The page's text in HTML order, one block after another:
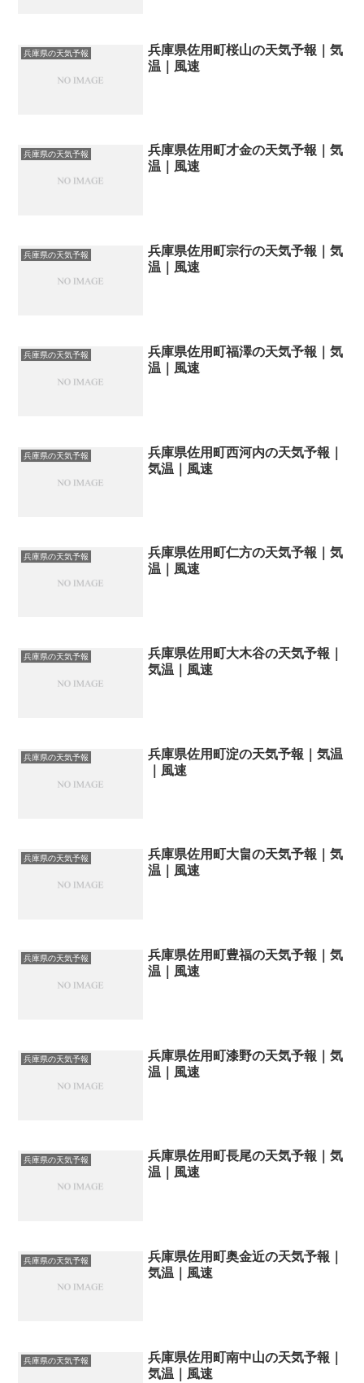
兵庫県の天気予報
兵庫県佐用町桜山の天気予報｜気
温｜風速
兵庫県の天気予報
兵庫県佐用町才金の天気予報｜気
温｜風速
兵庫県の天気予報
兵庫県佐用町宗行の天気予報｜気
温｜風速
兵庫県の天気予報
兵庫県佐用町福澤の天気予報｜気
温｜風速
兵庫県の天気予報
兵庫県佐用町西河内の天気予報｜
気温｜風速
兵庫県の天気予報
兵庫県佐用町仁方の天気予報｜気
温｜風速
兵庫県の天気予報
兵庫県佐用町大木谷の天気予報｜
気温｜風速
兵庫県の天気予報
兵庫県佐用町淀の天気予報｜気温
｜風速
兵庫県の天気予報
兵庫県佐用町大畠の天気予報｜気
温｜風速
兵庫県の天気予報
兵庫県佐用町豊福の天気予報｜気
温｜風速
兵庫県の天気予報
兵庫県佐用町漆野の天気予報｜気
温｜風速
兵庫県の天気予報
兵庫県佐用町長尾の天気予報｜気
温｜風速
兵庫県の天気予報
兵庫県佐用町奥金近の天気予報｜
気温｜風速
兵庫県の天気予報
兵庫県佐用町南中山の天気予報｜
気温｜風速